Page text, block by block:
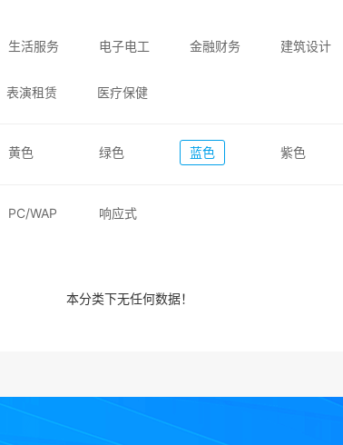
生活服务 电子电工 金融财务 建筑设计
表演租赁 医疗保健
黄色 绿色 蓝色 紫色
PC/WAP 响应式
本分类下无任何数据！